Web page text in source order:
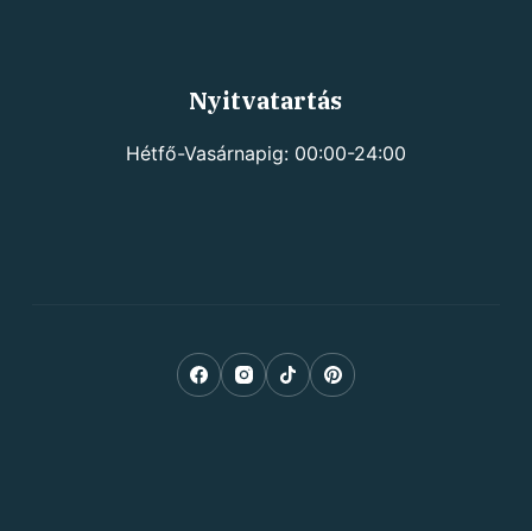
Nyitvatartás
Hétfő-Vasárnapig: 00:00-24:00